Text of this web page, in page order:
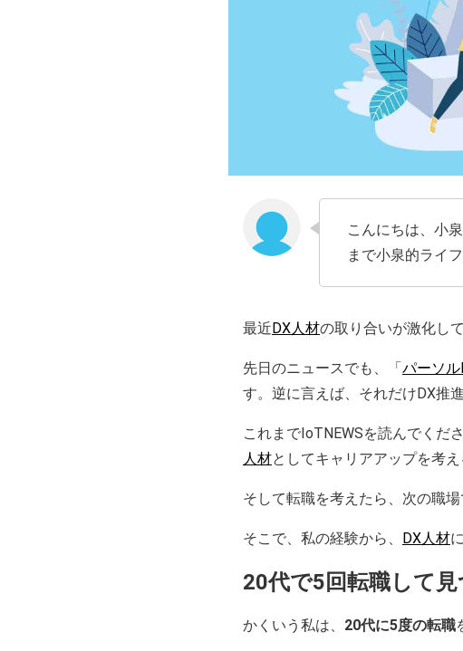
こんにちは、小
まで小泉的ライ
最近 DX人材の取り合いが激化して
先日のニュースでも、「 パーソ
す。逆に言えば、それだけDX推
これまでIoTNEWSを読んでくだ
人材としてキャリアアップを考
そして転職を考えたら、次の職
そこで、私の経験から、 DX人材
20代で5回転職して
かくいう私は、 20代に5度の転職